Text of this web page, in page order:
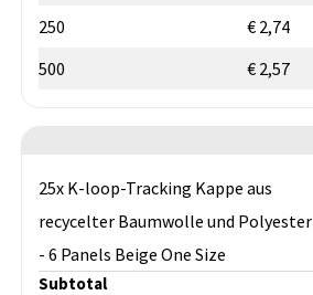
250
€ 2,74
500
€ 2,57
25x K-loop-Tracking Kappe aus
recycelter Baumwolle und Polyester
- 6 Panels Beige One Size
Subtotal